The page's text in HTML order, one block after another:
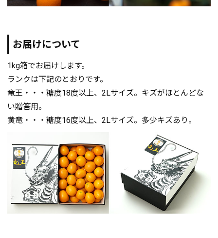
お届けについて
1kg箱でお届けします。
ランクは下記のとおりです。
竜王・・・糖度18度以上、2Lサイズ。キズがほとんどな
い贈答用。
黄竜・・・糖度16度以上、2Lサイズ。多少キズあり。